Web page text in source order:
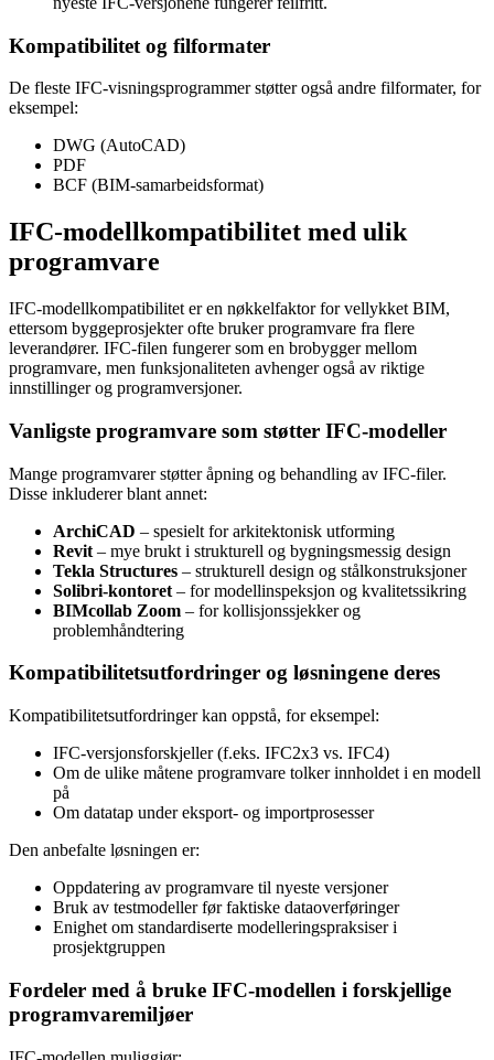
Kompatibilitet og filformater
De fleste IFC-visningsprogrammer støtter også andre filformater, for
eksempel:
DWG (AutoCAD)
PDF
BCF (BIM-samarbeidsformat)
IFC-modellkompatibilitet med ulik
programvare
IFC-modellkompatibilitet er en nøkkelfaktor for vellykket BIM,
ettersom byggeprosjekter ofte bruker programvare fra flere
leverandører. IFC-filen fungerer som en brobygger mellom
programvare, men funksjonaliteten avhenger også av riktige
innstillinger og programversjoner.
Vanligste programvare som støtter IFC-modeller
Mange programvarer støtter åpning og behandling av IFC-filer.
Disse inkluderer blant annet:
ArchiCAD – spesielt for arkitektonisk utforming
Revit – mye brukt i strukturell og bygningsmessig design
Tekla Structures – strukturell design og stålkonstruksjoner
Solibri-kontoret – for modellinspeksjon og kvalitetssikring
BIMcollab Zoom – for kollisjonssjekker og
problemhåndtering
Kompatibilitetsutfordringer og løsningene deres
Kompatibilitetsutfordringer kan oppstå, for eksempel:
IFC-versjonsforskjeller (f.eks. IFC2x3 vs. IFC4)
Om de ulike måtene programvare tolker innholdet i en modell
på
Om datatap under eksport- og importprosesser
Den anbefalte løsningen er:
Oppdatering av programvare til nyeste versjoner
Bruk av testmodeller før faktiske dataoverføringer
Enighet om standardiserte modelleringspraksiser i
prosjektgruppen
Fordeler med å bruke IFC-modellen i forskjellige
programvaremiljøer